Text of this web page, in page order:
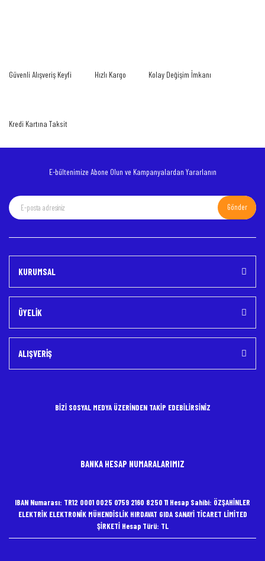
Ürün açıklamasında eksik bilgiler bulunuyor.
Güvenli Alışveriş Keyfi Hızlı Kargo Kolay Değişim İmkanı
Kredi Kartına Taksit
E-bültenimize Abone Olun ve Kampanyalardan Yararlanın
Gönder
KURUMSAL
ÜYELİK
ALIŞVERİŞ
BİZİ SOSYAL MEDYA ÜZERİNDEN TAKİP EDEBİLİRSİNİZ
BANKA HESAP NUMARALARIMIZ
IBAN Numarası: TR12 0001 0025 0759 2160 8250 11 Hesap Sahibi: ÖZŞAHİNLER
ELEKTRİK ELEKTRONİK MÜHENDİSLİK HIRDAVAT GIDA SANAYİ TİCARET LİMİTED
ŞİRKETİ Hesap Türü: TL